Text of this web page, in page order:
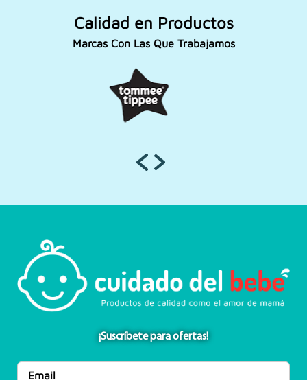
Calidad en Productos
Marcas Con Las Que Trabajamos
¡Suscríbete para ofertas!